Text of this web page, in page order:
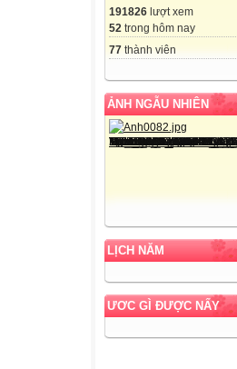
191826 lượt xem
52 trong hôm nay
77 thành viên
ẢNH NGẪU NHIÊN
LỊCH NĂM
ƯƠC GÌ ĐƯỢC NẤY